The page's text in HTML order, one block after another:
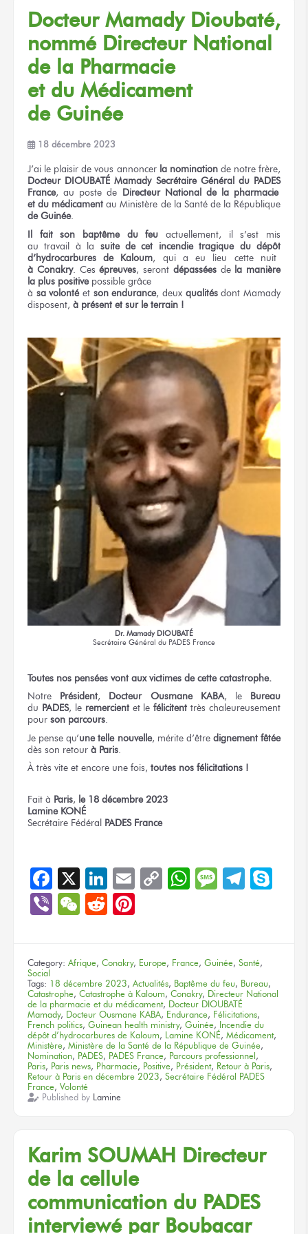
Docteur Mamady Dioubaté,
nommé Directeur National
de la Pharmacie
et du Médicament
de Guinée
18 décembre 2023
J’ai le plaisir de vous annoncer la nomination de notrefrère,
Docteur DIOUBATÉ Mamady Secrétaire Général du PADES
France,au poste de DirecteurNational de la pharmacie
et du médicament au Ministère de la Santé de la République
de Guinée.
Il faitson baptême du feu actuellement, il s’est mis
au travail à la suite de cet incendietragique du dépôt
d’hydrocarburesde Kaloum, qui a eu lieu
cette nuit
à Conakry. Cesépreuves, seront dépassées de la manière
la plus positivepossible grâce
à sa volonté et son endurance, deux qualités dont Mamady
disposent, à présent et sur le terrain !
Dr. Mamady DIOUBATÉ
Secrétaire Général du PADES France
Toutes nos pensées vont aux victimes de cette catastrophe.
Notre Président, Docteur Ousmane KABA, le Bureau
du PADES, le remercient et lefélicitent très chaleureusement
pour son parcours.
Je pense qu’une telle nouvelle, mérite d’être dignement fêtée
dès son retour à Paris.
À très vite et encore une fois, toutes nos félicitations !
Fait à Paris, le 18 décembre 2023
Lamine KONÉ
Secrétaire Fédéral PADES France
Facebook
X LinkedIn
EmailCopyWhatsApp
Message
ViberWeChat
Reddit
Category: Afrique, Conakry, Europe, France, Guinée, Santé,
Social
Tags: 18 décembre 2023, Actualités, Baptême du feu, Bureau,
Catastrophe, Catastrophe à Kaloum, Conakry, Directeur National
de la pharmacie et du médicament, Docteur DIOUBATÉ
Mamady, Docteur Ousmane KABA, Endurance, Félicitations,
French politics, Guinean health ministry, Guinée, Incendie du
dépôt d’hydrocarbures de Kaloum, Lamine KONÉ, Médicament,
Ministère, Ministère de la Santé de la République de Guinée,
Nomination, PADES, PADES France, Parcours professionnel,
Paris, Paris news, Pharmacie, Positive, Président, Retour à Paris,
Retour à Paris en décembre 2023, Secrétaire Fédéral PADES
France, Volonté
Published by Lamine
Karim SOUMAH Directeur
de la cellule
communication du PADES
interviewé par Boubacar